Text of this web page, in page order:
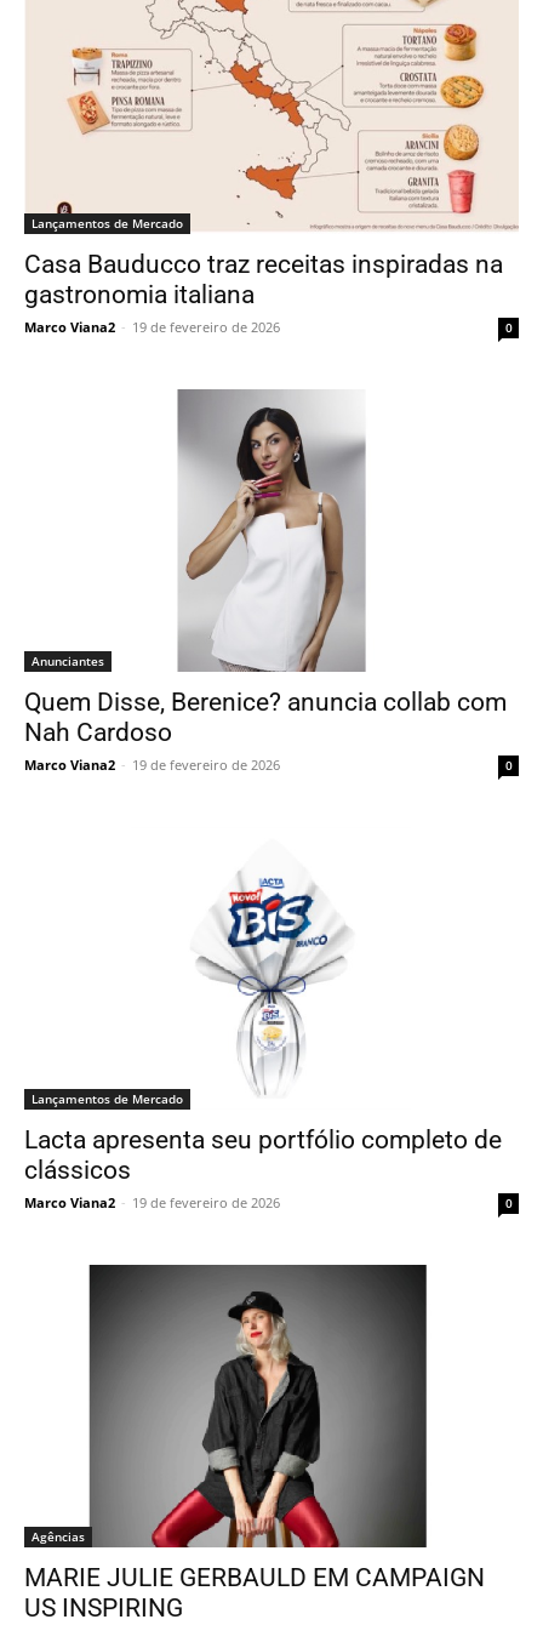
Lançamentos de Mercado
Casa Bauducco traz receitas inspiradas na
gastronomia italiana
Marco Viana2 - 19 de fevereiro de 2026 0
Anunciantes
Quem Disse, Berenice? anuncia collab com
Nah Cardoso
Marco Viana2 - 19 de fevereiro de 2026 0
Lançamentos de Mercado
Lacta apresenta seu portfólio completo de
clássicos
Marco Viana2 - 19 de fevereiro de 2026 0
Agências
MARIE JULIE GERBAULD EM CAMPAIGN
US INSPIRING